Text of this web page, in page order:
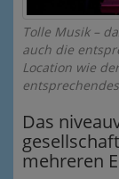
Tolle Musik –
auch die
Location wie
Das
mehreren